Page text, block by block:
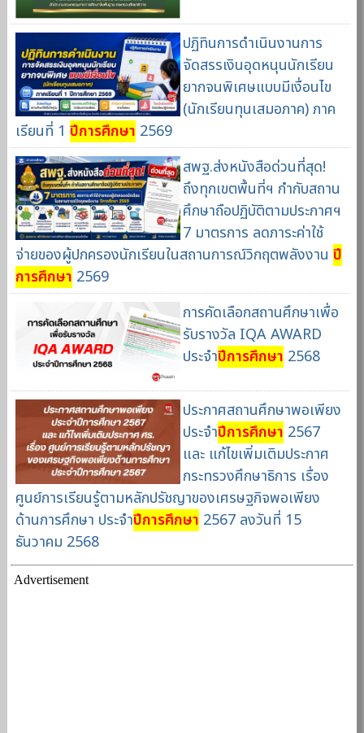
ปฏิทินการดำเนินงานการ
จัดสรรเงินอุดหนุนนักเรียน
ยากจนพิเศษแบบมีเงื่อนไข
(นักเรียนทุนเสมอภาค) ภาค
เรียนที่ 1ปีการศึกษา 2569
สพฐ.ส่งหนังสือด่วนที่สุด!
ถึงทุกเขตพื้นที่ฯ กำกับสถาน
ศึกษาถือปฏิบัติตามประกาศฯ
7 มาตรการ ลดภาระค่าใช้
จ่ายของผู้ปกครองนักเรียนในสถานการณ์วิกฤตพลังงานปี
การศึกษา 2569
การคัดเลือกสถานศึกษาเพื่อ
รับรางวัล IQA AWARD
ประจำปีการศึกษา 2568
ประกาศสถานศึกษาพอเพียง
ประจำปีการศึกษา 2567
และ แก้ไขเพิ่มเติมประกาศ
กระทรวงศึกษาธิการ เรื่อง
ศูนย์การเรียนรู้ตามหลักปรัชญาของเศรษฐกิจพอเพียง
ด้านการศึกษา ประจำปีการศึกษา 2567 ลงวันที่ 15
ธันวาคม 2568
Advertisement